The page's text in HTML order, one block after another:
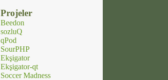
Projeler
Beedon
sozluQ
qPod
SourPHP
Ekşigator
Ekşigator-qt
Soccer Madness